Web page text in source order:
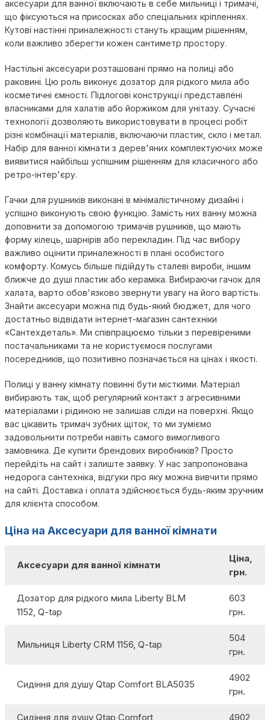
аксесуари для ванної включають в себе мильниці і тримачі,
що фіксуються на присосках або спеціальних кріпленнях.
Кутові настінні приналежності стануть кращим рішенням,
коли важливо зберегти кожен сантиметр простору.
Настільні аксесуари розташовані прямо на полиці або
раковині. Цю роль виконує дозатор для рідкого мила або
косметичні ємності. Підлогові конструкції представлені
власниками для халатів або йоржиком для унітазу. Сучасні
технології дозволяють використовувати в процесі робіт
різні комбінації матеріалів, включаючи пластик, скло і метал.
Набір для ванної кімнати з дерев'яних комплектуючих може
виявитися найбільш успішним рішенням для класичного або
ретро-інтер'єру.
Гачки для рушників виконані в мінімалістичному дизайні і
успішно виконують свою функцію. Замість них ванну можна
доповнити за допомогою тримачів рушників, що мають
форму кілець, шарнірів або перекладин. Під час вибору
важливо оцінити приналежності в плані особистого
комфорту. Комусь більше підійдуть сталеві вироби, іншим
ближче до душі пластик або кераміка. Вибираючи гачок для
халата, варто обов'язково звернути увагу на його вартість.
Знайти аксесуари можна під будь-який бюджет, для чого
достатньо відвідати інтернет-магазин сантехніки
«Сантехдеталь». Ми співпрацюємо тільки з перевіреними
постачальниками та не користуємося послугами
посередників, що позитивно позначається на цінах і якості.
Полиці у ванну кімнату повинні бути місткими. Матеріал
вибирають так, щоб регулярний контакт з агресивними
матеріалами і рідиною не залишав сліди на поверхні. Якщо
вас цікавить тримач зубних щіток, то ми зуміємо
задовольнити потреби навіть самого вимогливого
замовника. Де купити брендових виробників? Просто
перейдіть на сайт і залиште заявку. У нас запропонована
недорога сантехніка, відгуки про яку можна вивчити прямо
на сайті. Доставка і оплата здійснюється будь-яким зручним
для клієнта способом.
Ціна на Аксесуари для ванної кімнати
Аксесуари для ванної кімнати
Ціна,
грн.
Дозатор для рідкого мила Liberty BLM
1152, Q-tap
603
грн.
Мильниця Liberty CRM 1156, Q-tap
504
грн.
Сидіння для душу Qtap Comfort BLA5035
4902
грн.
Сидіння для душу Qtap Comfort
4902